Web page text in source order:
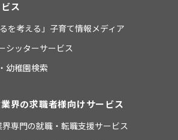
ス
を考える」子育て情報メディア
シッターサービス
幼稚園検索
界の求職者様向けサービス
専門の就職・転職支援サービス